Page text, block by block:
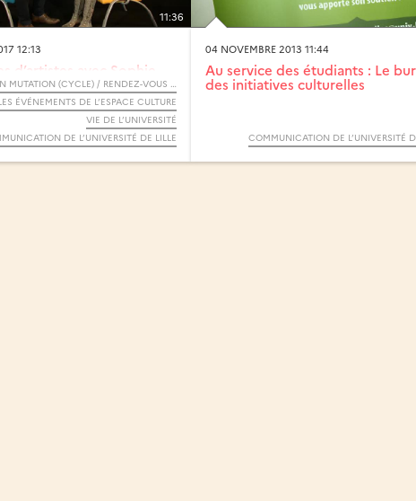
11:36
12:13
d’artistes avec Sophie
MÉMOIRES EN MUTATION (CYCLE) / RENDEZ-VOUS D’ARCHIMÈDE
ÉVÉNEMENTS DE L’ESPACE CULTURE
VIE DE L’UNIVERSITÉ
DE L’UNIVERSITÉ DE LILLE
04 NOVEMBRE 2013 11:44
Au service des étudiants : Le
des initiatives culturelles
COMMUNICATION DE L’UNIVERSITÉ